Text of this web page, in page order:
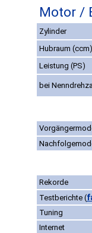
Motor /
Zylinder
Hubraum (ccm)
Leistung (PS)
bei
Rekorde
Testberichte (
Tuning
Internet